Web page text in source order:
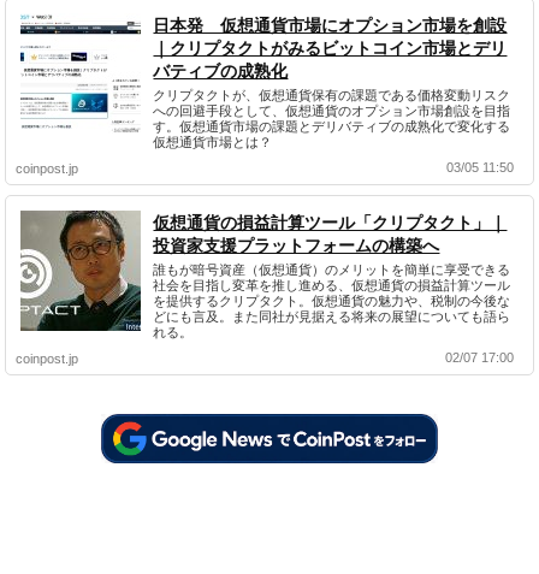
日本発 仮想通貨市場にオプション市場を創設
｜クリプタクトがみるビットコイン市場とデリ
バティブの成熟化
クリプタクトが、仮想通貨保有の課題である価格変動リスク
への回避手段として、仮想通貨のオプション市場創設を目指
す。仮想通貨市場の課題とデリバティブの成熟化で変化する
仮想通貨市場とは？
coinpost.jp
03/05 11:50
仮想通貨の損益計算ツール「クリプタクト」｜
投資家支援プラットフォームの構築へ
誰もが暗号資産（仮想通貨）のメリットを簡単に享受できる
社会を目指し変革を推し進める、仮想通貨の損益計算ツール
を提供するクリプタクト。仮想通貨の魅力や、税制の今後な
どにも言及。また同社が見据える将来の展望についても語ら
れる。
coinpost.jp
02/07 17:00